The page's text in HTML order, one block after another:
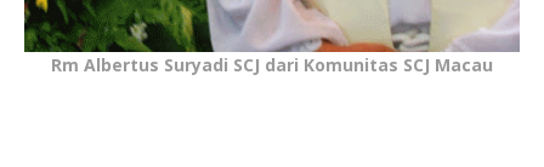
Rm Albertus Suryadi SCJ dari Komunitas SCJ Macau